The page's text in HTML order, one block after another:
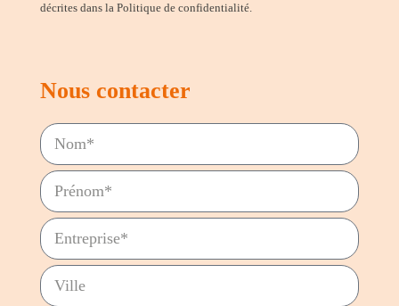
décrites dans la Politique de confidentialité.
Nous contacter